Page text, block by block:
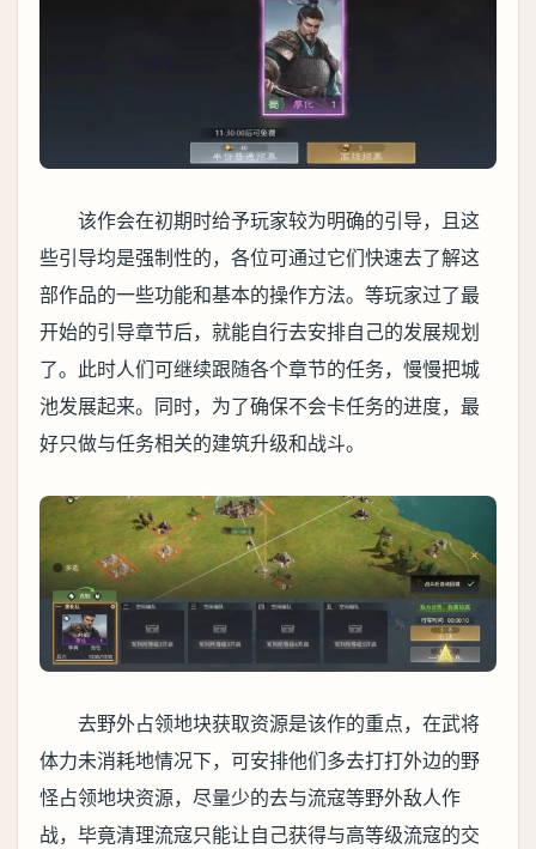
该作会在初期时给予玩家较为明确的引导，且这
些引导均是强制性的，各位可通过它们快速去了解这
部作品的一些功能和基本的操作方法。等玩家过了最
开始的引导章节后，就能自行去安排自己的发展规划
了。此时人们可继续跟随各个章节的任务，慢慢把城
池发展起来。同时，为了确保不会卡任务的进度，最
好只做与任务相关的建筑升级和战斗。
去野外占领地块获取资源是该作的重点，在武将
体力未消耗地情况下，可安排他们多去打打外边的野
怪占领地块资源，尽量少的去与流寇等野外敌人作
战，毕竟清理流寇只能让自己获得与高等级流寇的交